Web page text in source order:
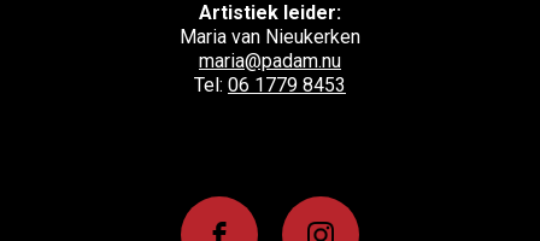
Artistiek leider:
Maria van Nieukerken
maria@padam.nu
Tel: 06 1779 8453